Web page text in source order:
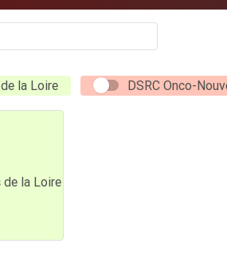
la Loire DSRC Onco-
la Loire